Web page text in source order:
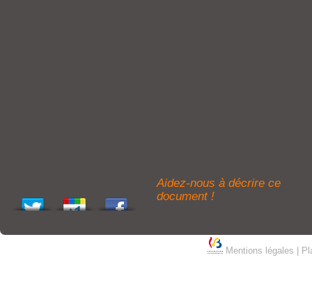
Aidez-nous à décrire ce
document !
Mentions légales